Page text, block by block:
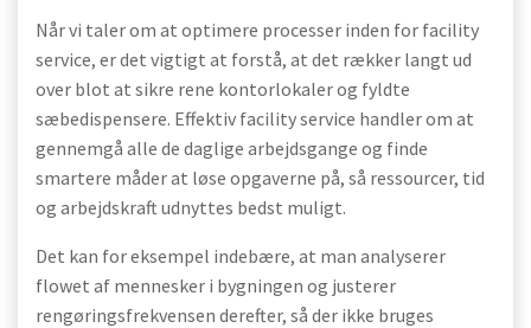
Når vi taler om at optimere processer inden for facility
service, er det vigtigt at forstå, at det rækker langt ud
over blot at sikre rene kontorlokaler og fyldte
sæbedispensere. Effektiv facility service handler om at
gennemgå alle de daglige arbejdsgange og finde
smartere måder at løse opgaverne på, så ressourcer, tid
og arbejdskraft udnyttes bedst muligt.
Det kan for eksempel indebære, at man analyserer
flowet af mennesker i bygningen og justerer
rengøringsfrekvensen derefter, så der ikke bruges